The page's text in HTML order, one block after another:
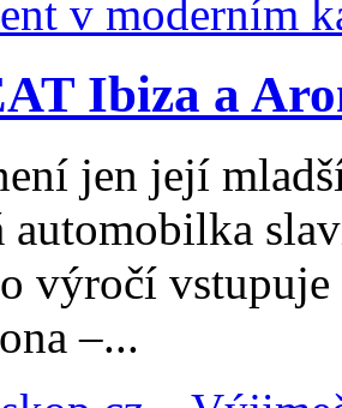
Ibiza a
jen její
automobilka
výročí
–...